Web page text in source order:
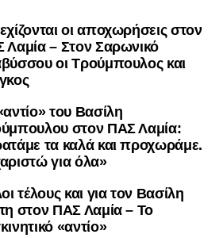
οι αποχωρήσεις στον
Λαμία – Στον Σαρωνικό
οι Τρούμπουλος και
του Βασίλη
στον ΠΑΣ Λαμία:
τα καλά και προχωράμε.
για όλα»
τέλους και για τον Βασίλη
στον ΠΑΣ Λαμία – Το
«αντίο»